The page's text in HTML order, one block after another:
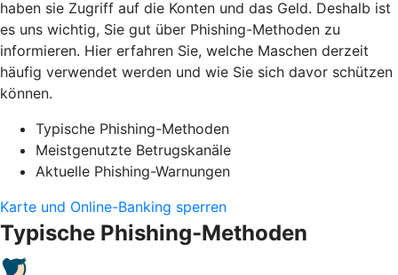
haben sie Zugriff auf die Konten und das Geld. Deshalb ist
es uns wichtig, Sie gut über Phishing-Methoden zu
informieren. Hier erfahren Sie, welche Maschen derzeit
häufig verwendet werden und wie Sie sich davor schützen
können.
Typische Phishing-Methoden
Meistgenutzte Betrugskanäle
Aktuelle Phishing-Warnungen
Karte und Online-Banking sperren
Typische Phishing-Methoden